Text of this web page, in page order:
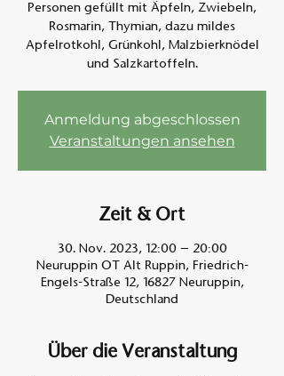
Personen gefüllt mit Äpfeln, Zwiebeln,
Rosmarin, Thymian, dazu mildes
Apfelrotkohl, Grünkohl, Malzbierknödel
und Salzkartoffeln.
Anmeldung abgeschlossen
Veranstaltungen ansehen
Zeit & Ort
30. Nov. 2023, 12:00 – 20:00
Neuruppin OT Alt Ruppin, Friedrich-
Engels-Straße 12, 16827 Neuruppin,
Deutschland
Über die Veranstaltung